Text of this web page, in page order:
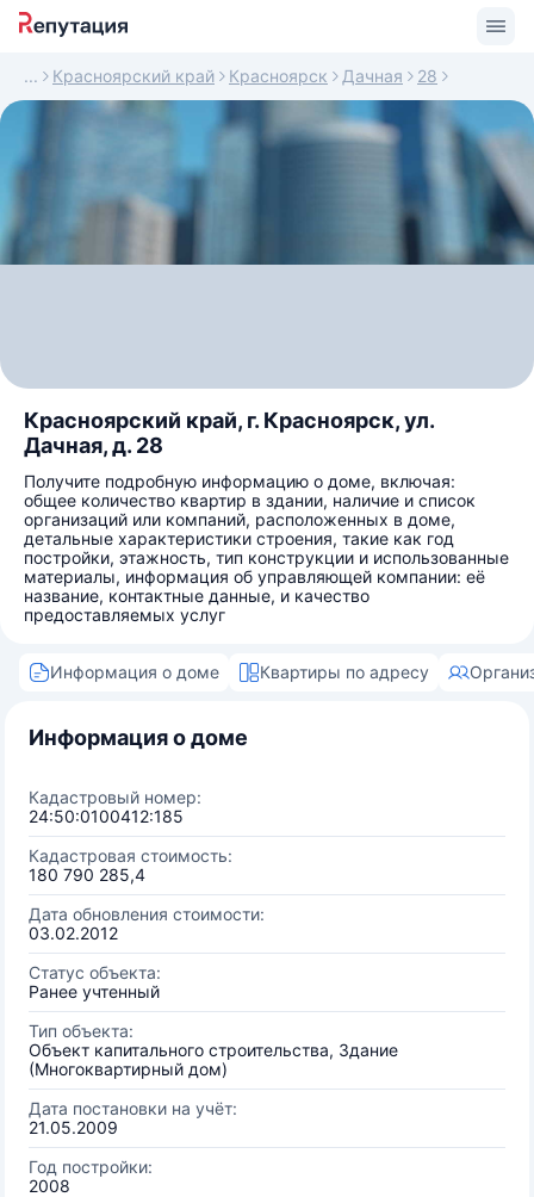
Красноярский край Красноярск Дачная 28
Красноярский край, г. Красноярск, ул.
Дачная, д. 28
Получите подробную информацию о доме, включая:
общее количество квартир в здании, наличие и список
организаций или компаний, расположенных в доме,
детальные характеристики строения, такие как год
постройки, этажность, тип конструкции и использованные
материалы, информация об управляющей компании: её
название, контактные данные, и качество
предоставляемых услуг
Информация о доме Квартиры по адресу
Информация о доме
Кадастровый номер:
24:50:0100412:185
Кадастровая стоимость:
180 790 285,4
Дата обновления стоимости:
03.02.2012
Статус объекта:
Ранее учтенный
Тип объекта:
Объект капитального строительства, Здание
(Многоквартирный дом)
Дата постановки на учёт:
21.05.2009
Год постройки:
2008